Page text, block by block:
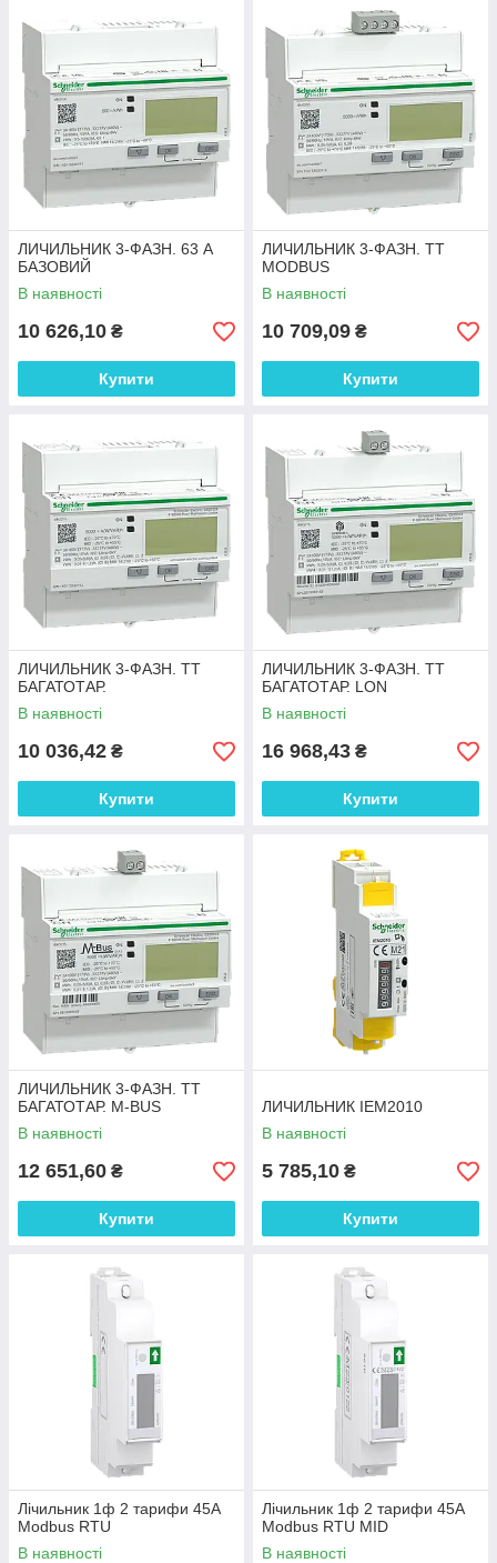
ЛИЧИЛЬНИК 3-ФАЗН. 63 А
БАЗОВИЙ
В наявності
10 626,10 ₴
Купити
ЛИЧИЛЬНИК 3-ФАЗН. ТТ
MODBUS
В наявності
10 709,09 ₴
Купити
ЛИЧИЛЬНИК 3-ФАЗН. ТТ
БАГАТОТАР.
В наявності
10 036,42 ₴
Купити
ЛИЧИЛЬНИК 3-ФАЗН. ТТ
БАГАТОТАР. LON
В наявності
16 968,43 ₴
Купити
ЛИЧИЛЬНИК 3-ФАЗН. ТТ
БАГАТОТАР. M-BUS
В наявності
12 651,60 ₴
Купити
ЛИЧИЛЬНИК IEM2010
В наявності
5 785,10 ₴
Купити
Лічильник 1ф 2 тарифи 45А
Modbus RTU
В наявності
Лічильник 1ф 2 тарифи 45А
Modbus RTU MID
В наявності